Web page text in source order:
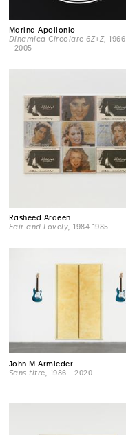
Marina Apollonio
Dinamica Circolare 6Z+Z, 1966
- 2005
Rasheed Araeen
Fair and Lovely , 1984-1985
John M Armleder
Sans titre , 1986 - 2020